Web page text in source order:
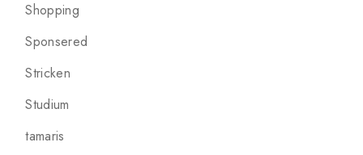
Shopping
Sponsered
Stricken
Studium
tamaris